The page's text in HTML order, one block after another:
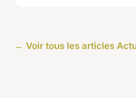
← Voir tous les articles